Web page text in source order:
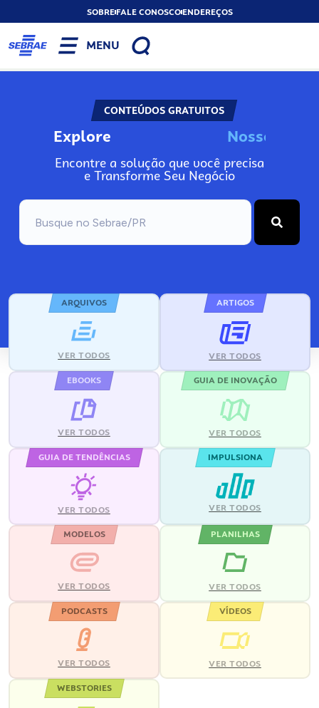
SOBREFALE CONOSCOENDEREÇOS
MENU
CONTEÚDOS GRATUITOS
Explore No
Encontre a solução que você precisa
e Transforme Seu Negócio
ARQUIVOS
VER TODOS
ARTIGOS
VER TODOS
EBOOKS
VER TODOS
GUIA DE INOVAÇÃO
VER TODOS
GUIA DE TENDÊNCIAS
VER TODOS
IMPULSIONA
VER TODOS
MODELOS
VER TODOS
PLANILHAS
VER TODOS
PODCASTS
VER TODOS
VÍDEOS
VER TODOS
WEBSTORIES